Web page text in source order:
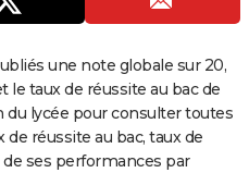
une note globale sur 20,
le taux de réussite au bac de
du lycée pour consulter toutes
réussite au bac, taux de
ses performances par